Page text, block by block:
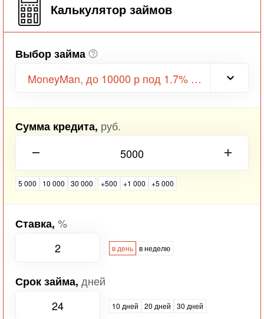
Калькулятор займов
Выбор займа
MoneyMan, до 10000 р под 1.7% в день
Сумма кредита, руб.
5 000 10 000 30 000 +500 +1 000 +5 000
Ставка, %
в день в неделю
Срок займа, дней
10 дней 20 дней 30 дней